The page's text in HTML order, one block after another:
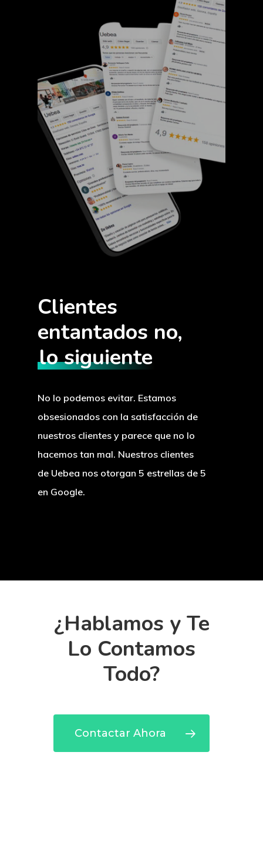
Clientes
entantados no,
lo siguiente
No lo podemos evitar. Estamos
obsesionados con la satisfacción de
nuestros clientes y parece que no lo
hacemos tan mal. Nuestros clientes
de Uebea nos otorgan 5 estrellas de 5
en Google.
¿Hablamos y Te
Lo Contamos
Todo?
Contactar Ahora